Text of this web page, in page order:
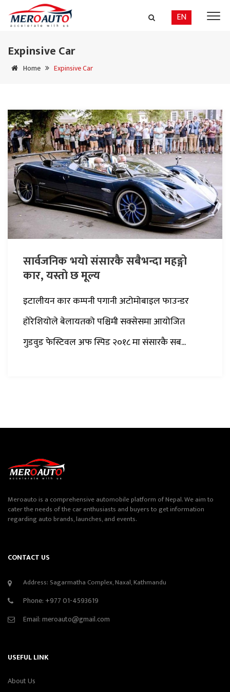
EN
Expinsive Car
Home Expinsive Car
सार्वजनिक भयो संसारकै सबैभन्दा महङ्गो
कार, यस्ताे छ मूल्य
इटालीयन कार कम्पनी पगानी अटोमोबाइल फाउन्डर
होरेशियोले बेलायतको पश्चिमी सक्सेसमा आयोजित
गुडवुड फेस्टिवल अफ स्पिड २०१८ मा संसारकै सब...
Meroauto is a comprehensive automobile platform of Nepal. We aim to
cater the needs of the car enthusiasts and buyers to get information
regarding auto brands, launches, and events.
CONTACT US
Address: Sagarmatha Complex, Naxal, Kathmandu
Phone: +977 01-4593619
Email:meroauto@gmail.com
USEFUL LINK
About Us